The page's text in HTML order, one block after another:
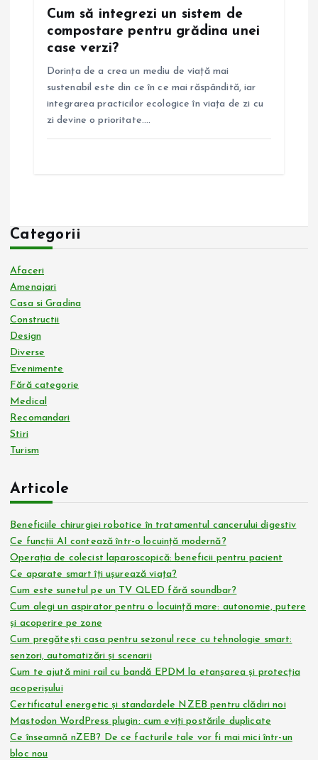
Cum să integrezi un sistem de
compostare pentru grădina unei
case verzi?
Dorința de a crea un mediu de viață mai
sustenabil este din ce în ce mai răspândită, iar
integrarea practicilor ecologice în viața de zi cu
zi devine o prioritate.…
Categorii
Afaceri
Amenajari
Casa si Gradina
Constructii
Design
Diverse
Evenimente
Fără categorie
Medical
Recomandari
Stiri
Turism
Articole
Beneficiile chirurgiei robotice în tratamentul cancerului digestiv
Ce funcții AI contează într-o locuință modernă?
Operația de colecist laparoscopică: beneficii pentru pacient
Ce aparate smart îți ușurează viața?
Cum este sunetul pe un TV QLED fără soundbar?
Cum alegi un aspirator pentru o locuință mare: autonomie, putere
și acoperire pe zone
Cum pregătești casa pentru sezonul rece cu tehnologie smart:
senzori, automatizări și scenarii
Cum te ajută mini rail cu bandă EPDM la etanșarea și protecția
acoperișului
Certificatul energetic și standardele NZEB pentru clădiri noi
Mastodon WordPress plugin: cum eviți postările duplicate
Ce înseamnă nZEB? De ce facturile tale vor fi mai mici într-un
bloc nou